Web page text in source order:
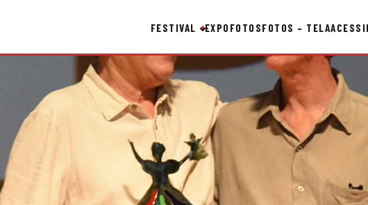
FESTIVAL EXPOFOTOSFOTOS – TELA